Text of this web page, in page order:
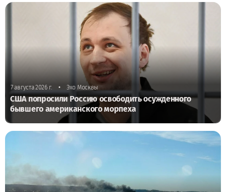
7 августа 2026 г. • Эхо Москвы
США попросили Россию освободить осужденного
бывшего американского морпеха